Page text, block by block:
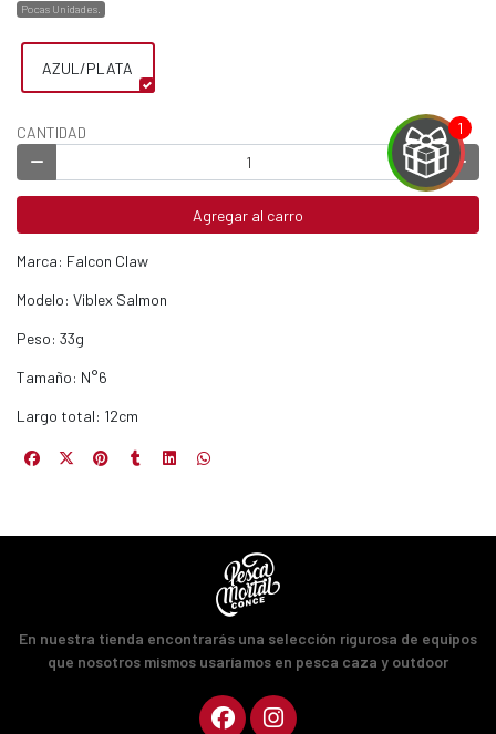
por
JUGAR
Pocas Unidades.
AZUL/PLATA
CANTIDAD
Agregar al carro
Marca: Falcon Claw
Modelo: Viblex Salmon
Peso: 33g
Tamaño: N°6
Largo total: 12cm
En nuestra tienda encontrarás una selección rigurosa de equipos
que nosotros mismos usaríamos en pesca caza y outdoor